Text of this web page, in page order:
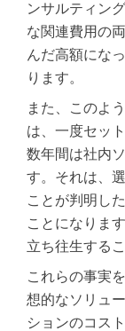
ンサルティン
な関連費用の
んだ高額にな
ります。
また、このよ
は、一度セッ
数年間は社内
す。それは、
ことが判明し
ことになりま
立ち往生する
これらの事実
想的なソリュ
ションのコス